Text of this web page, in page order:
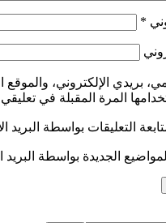
*
بريدي الإلكتروني، والموقع
المرة المقبلة في
التعليقات بواسطة البريد
الجديدة بواسطة البريد